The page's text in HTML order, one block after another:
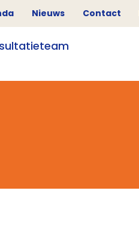
Nieuws Contact